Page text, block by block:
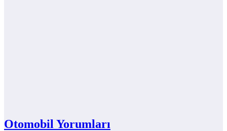
Otomobil Yorumları